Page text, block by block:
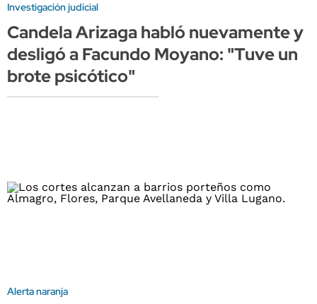
Investigación judicial
Candela Arizaga habló nuevamente y
desligó a Facundo Moyano: "Tuve un
brote psicótico"
Alerta naranja